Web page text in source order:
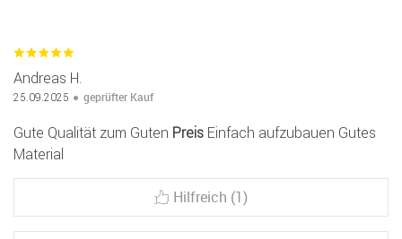
Andreas H.
25.09.2025 geprüfter Kauf
Gute Qualität zum Guten Preis Einfach aufzubauen Gutes
Material
Hilfreich (1)